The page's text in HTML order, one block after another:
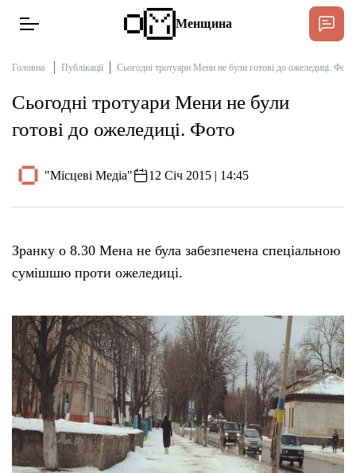
Новини
Інтерв’ю
Публікації
Бюджет
Тендери
Довідник
Підтримати
Менщина
Головна Публікації Сьогодні тротуари Мени не були готові до ожеледиці. Фото
Сьогодні тротуари Мени не були
готові до ожеледиці. Фото
"Місцеві Медіа" 12 Січ 2015 | 14:45
Зранку о 8.30 Мена не була забезпечена спеціальною
сумішшю проти ожеледиці.